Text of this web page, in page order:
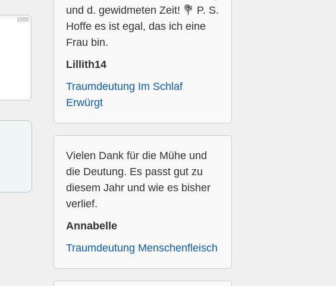
1000
und d. gewidmeten Zeit! 💐 P. S.
Hoffe es ist egal, das ich eine
Frau bin.
Lillith14
Traumdeutung Im Schlaf
Erwürgt
Vielen Dank für die Mühe und
die Deutung. Es passt gut zu
diesem Jahr und wie es bisher
verlief.
Annabelle
Traumdeutung Menschenfleisch